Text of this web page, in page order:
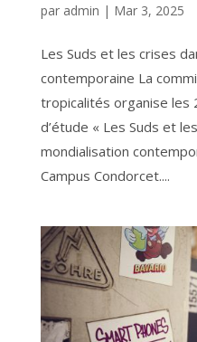
par admin | Mar 3, 2025
Les Suds et les crises
contemporaine La
tropicalités organise les
d’étude « Les Suds et
mondialisation
Campus Condorcet....